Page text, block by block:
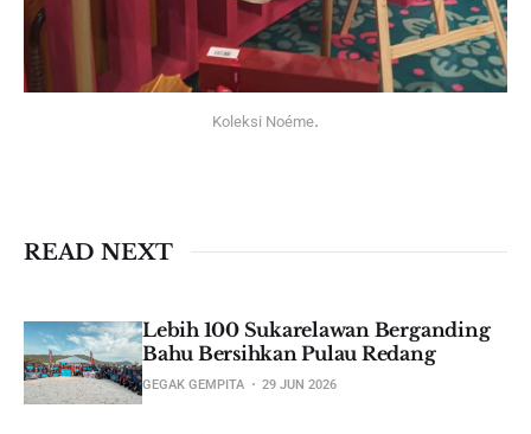
Koleksi Noéme.
READ NEXT
Lebih 100 Sukarelawan Berganding
Bahu Bersihkan Pulau Redang
GEGAK GEMPITA 29 JUN 2026